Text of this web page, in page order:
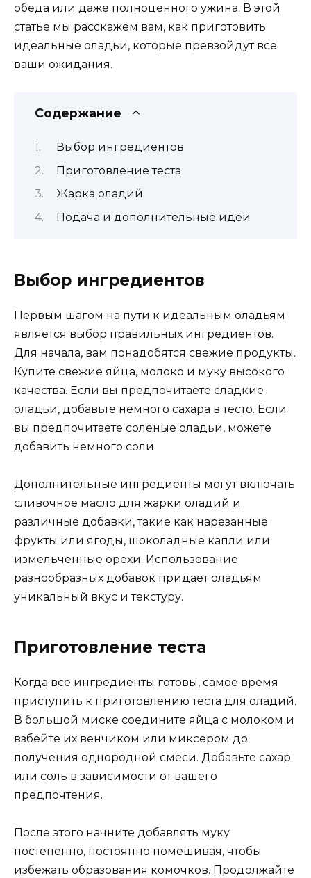
обеда или даже полноценного ужина. В этой
статье мы расскажем вам, как приготовить
идеальные оладьи, которые превзойдут все
ваши ожидания.
Содержание
Выбор ингредиентов
Приготовление теста
Жарка оладий
Подача и дополнительные идеи
Выбор ингредиентов
Первым шагом на пути к идеальным оладьям
является выбор правильных ингредиентов.
Для начала, вам понадобятся свежие продукты.
Купите свежие яйца, молоко и муку высокого
качества. Если вы предпочитаете сладкие
оладьи, добавьте немного сахара в тесто. Если
вы предпочитаете соленые оладьи, можете
добавить немного соли.
Дополнительные ингредиенты могут включать
сливочное масло для жарки оладий и
различные добавки, такие как нарезанные
фрукты или ягоды, шоколадные капли или
измельченные орехи. Использование
разнообразных добавок придает оладьям
уникальный вкус и текстуру.
Приготовление теста
Когда все ингредиенты готовы, самое время
приступить к приготовлению теста для оладий.
В большой миске соедините яйца с молоком и
взбейте их венчиком или миксером до
получения однородной смеси. Добавьте сахар
или соль в зависимости от вашего
предпочтения.
После этого начните добавлять муку
постепенно, постоянно помешивая, чтобы
избежать образования комочков. Продолжайте